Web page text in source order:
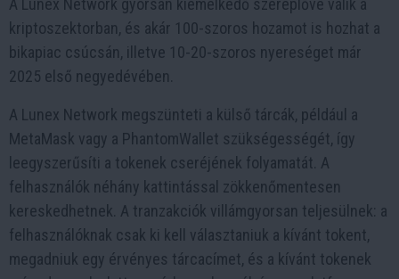
A Lunex Network gyorsan kiemelkedő szereplővé válik a
kriptoszektorban, és akár 100-szoros hozamot is hozhat a
bikapiac csúcsán, illetve 10-20-szoros nyereséget már
2025 első negyedévében.
A Lunex Network megszünteti a külső tárcák, például a
MetaMask vagy a PhantomWallet szükségességét, így
leegyszerűsíti a tokenek cseréjének folyamatát. A
felhasználók néhány kattintással zökkenőmentesen
kereskedhetnek. A tranzakciók villámgyorsan teljesülnek: a
felhasználóknak csak ki kell választaniuk a kívánt tokent,
megadniuk egy érvényes tárcacímet, és a kívánt tokenek